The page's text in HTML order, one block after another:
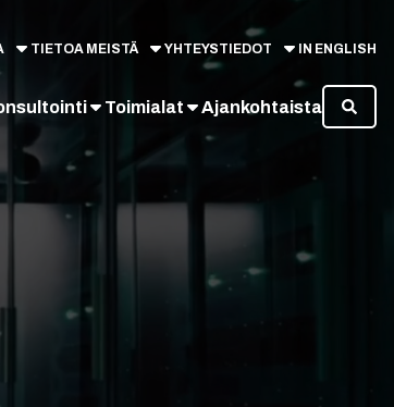
TIETOA MEISTÄ YHTEYSTIEDOT IN ENGLISH
Toimialat Ajankohtaista